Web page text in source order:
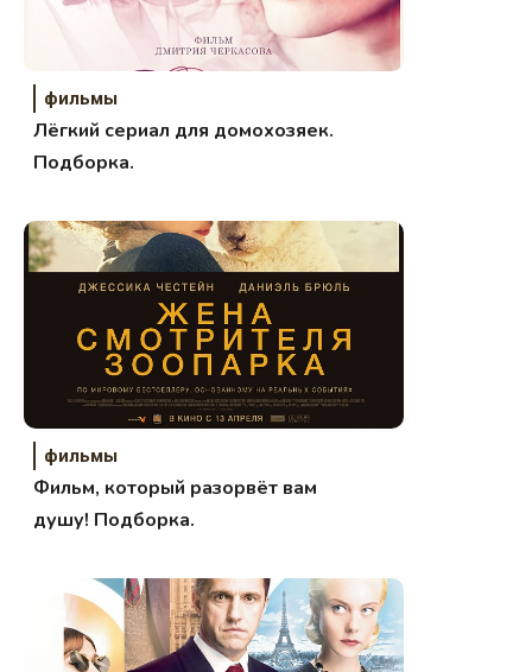
фильмы
Лёгкий сериал для домохозяек.
Подборка.
фильмы
Фильм, который разорвёт вам
душу! Подборка.